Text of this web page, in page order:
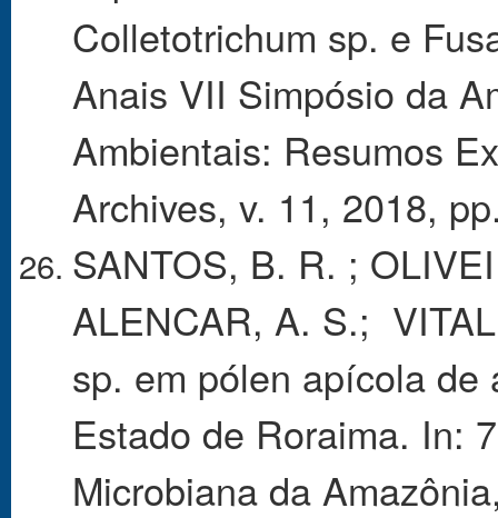
Colletotrichum sp. e
Anais VII Simpósio da
Ambientais: Resumos
Archives, v. 11, 2018,
SANTOS, B. R. ;
ALENCAR, A. S.;
sp. em pólen apícola de
Estado de Roraima. In:
Microbiana da